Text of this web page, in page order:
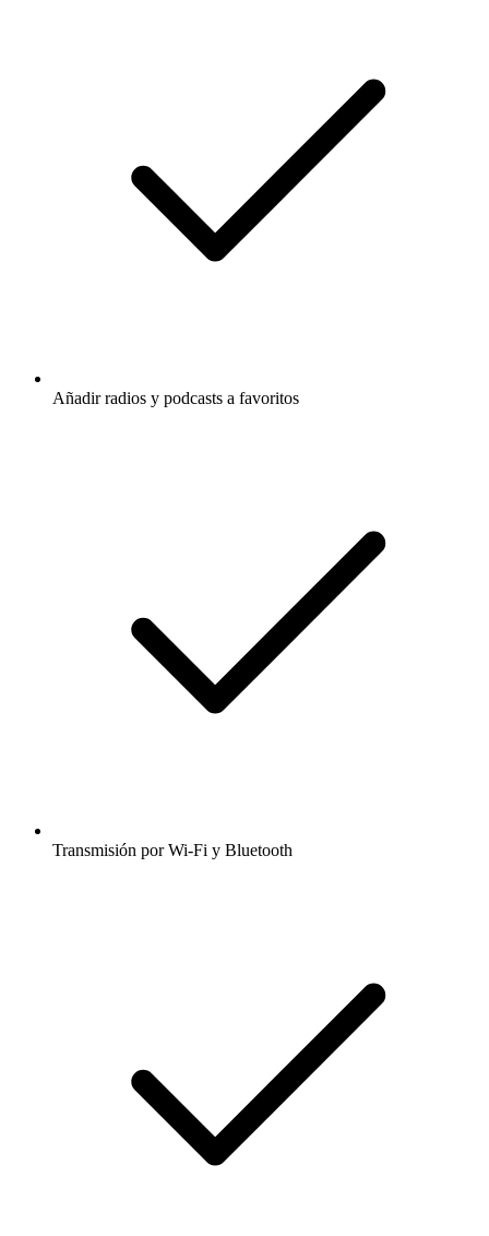
Añadir radios y podcasts a favoritos
Transmisión por Wi-Fi y Bluetooth